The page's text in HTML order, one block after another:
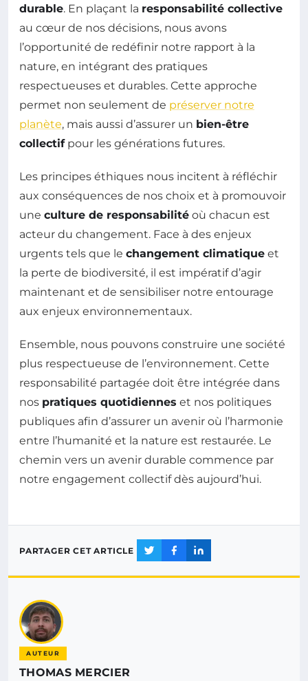
durable. En plaçant la responsabilité collective
au cœur de nos décisions, nous avons
l’opportunité de redéfinir notre rapport à la
nature, en intégrant des pratiques
respectueuses et durables. Cette approche
permet non seulement de préserver notre
planète, mais aussi d’assurer un bien-être
collectifpour les générations futures.
Les principes éthiques nous incitent à réfléchir
aux conséquences de nos choix et à promouvoir
une culture de responsabilité où chacun est
acteur du changement. Face à des enjeux
urgents tels que le changement climatique et
la perte de biodiversité, il est impératif d’agir
maintenant et de sensibiliser notre entourage
aux enjeux environnementaux.
Ensemble, nous pouvons construire une société
plus respectueuse de l’environnement. Cette
responsabilité partagée doit être intégrée dans
nos pratiques quotidiennes et nos politiques
publiques afin d’assurer un avenir où l’harmonie
entre l’humanité et la nature est restaurée. Le
chemin vers un avenir durable commence par
notre engagement collectif dès aujourd’hui.
PARTAGER CET ARTICLE
AUTEUR
THOMAS MERCIER